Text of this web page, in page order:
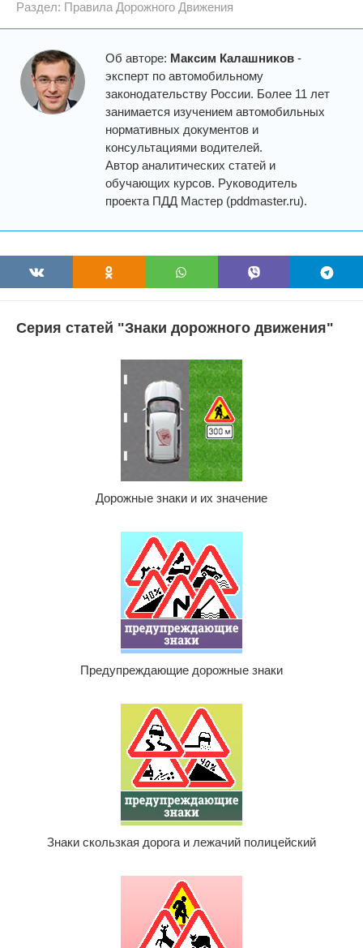
Раздел: Правила Дорожного Движения
Об авторе: Максим Калашников -
эксперт по автомобильному
законодательству России. Более 11 лет
занимается изучением автомобильных
нормативных документов и
консультациями водителей.
Автор аналитических статей и
обучающих курсов. Руководитель
проекта ПДД Мастер (pddmaster.ru).
Серия статей "Знаки дорожного движения"
Дорожные знаки и их значение
Предупреждающие дорожные знаки
Знаки скользкая дорога и лежачий полицейский